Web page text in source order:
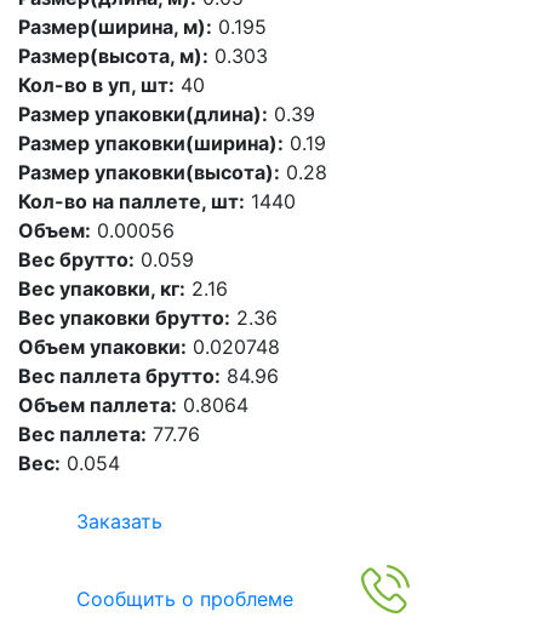
Размер(ширина, м): 0.195
Размер(высота, м): 0.303
Кол-во в уп, шт: 40
Размер упаковки(длина): 0.39
Размер упаковки(ширина): 0.19
Размер упаковки(высота): 0.28
Кол-во на паллете, шт: 1440
Объем: 0.00056
Вес брутто: 0.059
Вес упаковки, кг: 2.16
Вес упаковки брутто: 2.36
Объем упаковки: 0.020748
Вес паллета брутто: 84.96
Объем паллета: 0.8064
Вес паллета: 77.76
Вес: 0.054
Заказать
Сообщить о проблеме